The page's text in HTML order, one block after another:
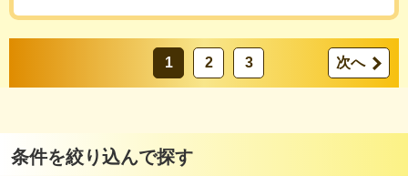
1 2 3 次へ
条件を絞り込んで探す